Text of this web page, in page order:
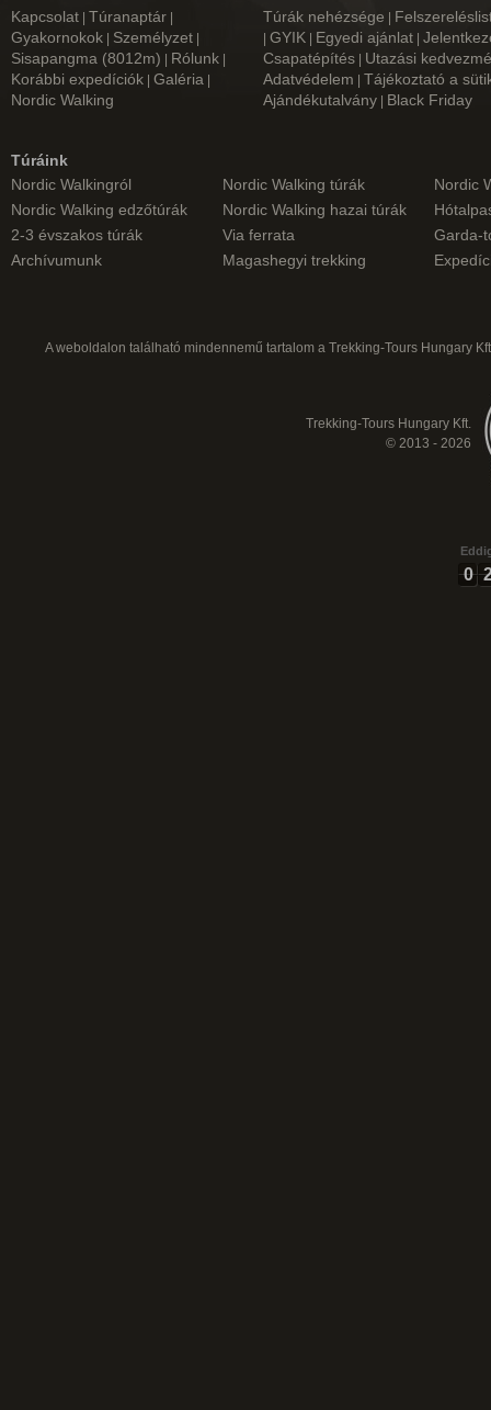
Kapcsolat | Túranaptár |
Gyakornokok | Személyzet |
Sisapangma (8012m) | Rólunk |
Korábbi expedíciók | Galéria |
Nordic Walking
Túrák nehézsége |
| GYIK | Egyedi ajánlat |
Csapatépítés | Utazási
Adatvédelem | Tájékoztató a
Ajándékutalvány | Black Friday
Túráink
Nordic Walkingról
Nordic Walking túrák
Nordic
Nordic Walking edzőtúrák
Nordic Walking hazai túrák
2-3 évszakos túrák
Via ferrata
Garda-
Archívumunk
Magashegyi trekking
A weboldalon található mindennemű tartalom a Trekking-Tours Hungary
Trekking-Tours Hungary Kft.
© 2013 - 2026
0